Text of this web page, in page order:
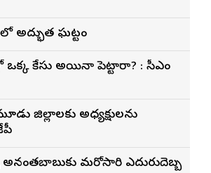
సింగరేణి చరిత్రలో అద్భుత ఘట్టం
ఒక్క కేసు అయినా పెట్టారా? : సీఎం
జిల్లాలకు అధ్యక్షులను
మరోసారి ఎదురుదెబ్బ